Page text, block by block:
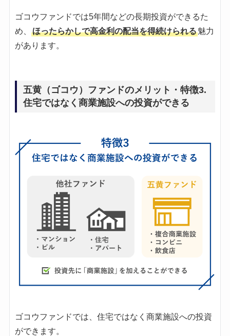
ゴコウファンドでは5年間などの長期投資ができるた
め、
ほったらかしで高金利の配当を得続けられる魅力
があります。
五黄（ゴコウ）ファンドのメリット・特徴3.
住宅ではなく商業施設への投資ができる
ゴコウファンドでは、住宅ではなく商業施設への投資
ができます。